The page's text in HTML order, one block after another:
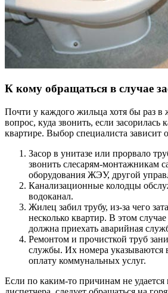
К кому обращаться в случае
Почти у каждого жильца хотя бы раз в
вопрос, куда звонить, если засорилась
квартире. Выбор специалиста зависит
Засор в унитазе или прорвало
звонить слесарям-монтажникам
оборудования ЖЭУ, другой
Канализационные колодцы
водоканал.
Жилец забил трубу, из-за чего
несколько квартир. В этом
должна приехать аварийная
Ремонтом и прочисткой труб
службы. Их номера указываются
оплату коммунальных услуг.
Если по каким-то причинам не удается